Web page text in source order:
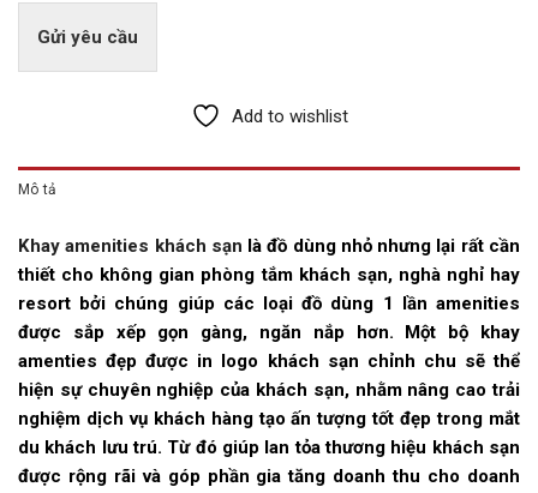
Gửi yêu cầu
Add to wishlist
Mô tả
Khay amenities khách sạn là đồ dùng nhỏ nhưng lại rất cần
thiết cho không gian phòng tắm khách sạn, nghà nghỉ hay
resort bởi chúng giúp các loại đồ dùng 1 lần amenities
được sắp xếp gọn gàng, ngăn nắp hơn. Một bộ khay
amenties đẹp được in logo khách sạn chỉnh chu sẽ thể
hiện sự chuyên nghiệp của khách sạn, nhằm nâng cao trải
nghiệm dịch vụ khách hàng tạo ấn tượng tốt đẹp trong mắt
du khách lưu trú. Từ đó giúp lan tỏa thương hiệu khách sạn
được rộng rãi và góp phần gia tăng doanh thu cho doanh